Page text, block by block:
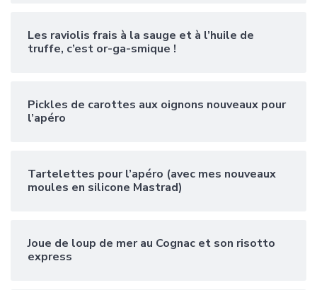
Les raviolis frais à la sauge et à l’huile de
truffe, c’est or-ga-smique !
Pickles de carottes aux oignons nouveaux pour
l’apéro
Tartelettes pour l’apéro (avec mes nouveaux
moules en silicone Mastrad)
Joue de loup de mer au Cognac et son risotto
express